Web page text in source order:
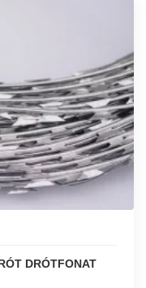
DRÓTFONAT